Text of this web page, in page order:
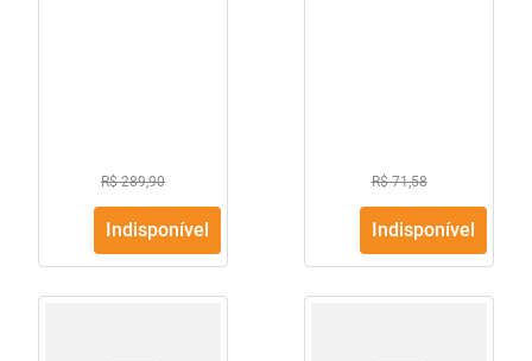
R$ 289,90
Indisponível
R$ 71,58
Indisponível